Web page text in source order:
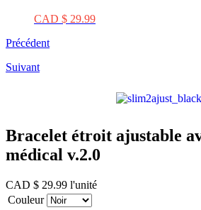
CAD $ 29.99
Précédent
Suivant
Bracelet étroit ajustable
médical v.2.0
CAD $ 29.99 l'unité
Couleur